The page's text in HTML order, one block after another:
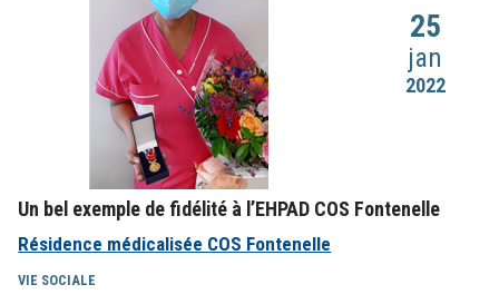
25
jan
2022
Un bel exemple de fidélité à l’EHPAD COS Fontenelle
Résidence médicalisée COS Fontenelle
VIE SOCIALE